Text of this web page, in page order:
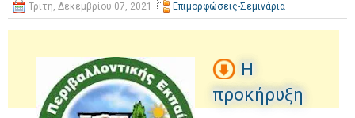
Τρίτη, Δεκεμβρίου 07, 2021 Επιμορφώσεις-Σεμινάρια
Η
προκήρυξη